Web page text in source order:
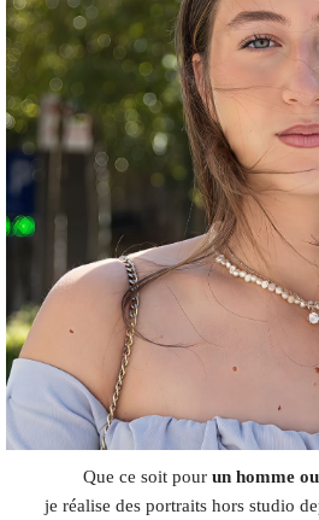
Que ce soit pour un homme
je réalise des portraits hors studio